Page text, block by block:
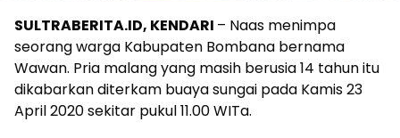
SULTRABERITA.ID, KENDARI – Naas menimpa
seorang warga Kabupaten Bombana bernama
Wawan. Pria malang yang masih berusia 14 tahun itu
dikabarkan diterkam buaya sungai pada Kamis 23
April 2020 sekitar pukul 11.00 WITa.